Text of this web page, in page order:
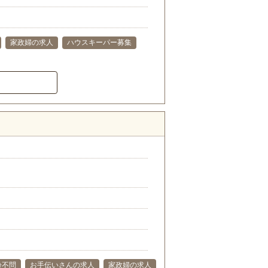
家政婦の求人
ハウスキーパー募集
不問 お手伝いさんの求人 家政婦の求人